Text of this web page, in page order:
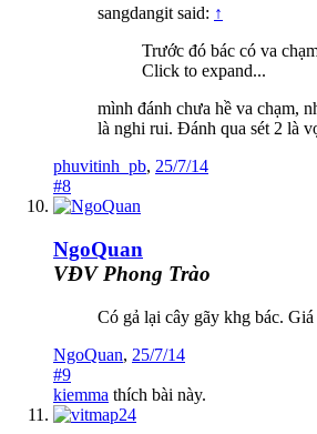
sangdangit said: ↑
Trước đó bác có va
Click to expand...
mình đánh chưa hề va chạm,
là nghi rui. Đánh qua sét 2 là
phuvitinh_pb, 25/7/14
#8
NgoQuan
VĐV Phong Trào
Có gả lại cây gãy khg bác.
NgoQuan, 25/7/14
#9
kiemma thích bài này.